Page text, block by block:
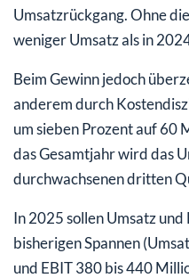
Umsatzrückgang. Ohne
weniger Umsatz als in
Beim Gewinn jedoch
anderem durch
um sieben Prozent auf 60
das Gesamtjahr wird das
durchwachsenen dritten
In 2025 sollen Umsatz
bisherigen Spannen
und EBIT 380 bis 440